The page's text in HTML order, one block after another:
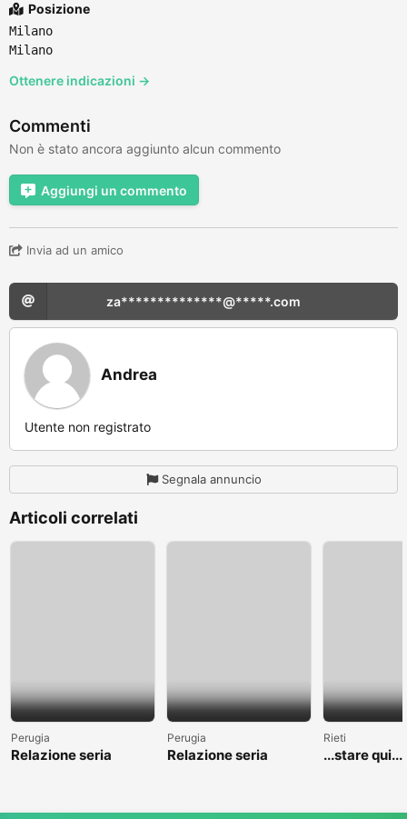
Posizione
Milano
Milano
Ottenere indicazioni →
Commenti
Non è stato ancora aggiunto alcun commento
Aggiungi un commento
Invia ad un amico
za**************@*****.com
Andrea
Utente non registrato
Segnala annuncio
Articoli correlati
Perugia
Relazione seria
Perugia
Relazione seria
Rieti
...stare qui....